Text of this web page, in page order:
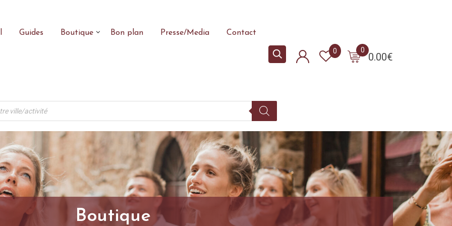
Guides Boutique Bon plan Presse/Media Contact
0.00€
0
0
Boutique